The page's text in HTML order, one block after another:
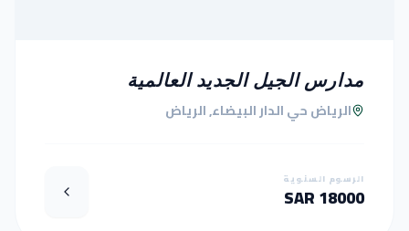
مدارس الجيل الجديد العالمية
الرياض حي الدار البيضاء, الرياض
الرسوم السنوية
18000 SAR